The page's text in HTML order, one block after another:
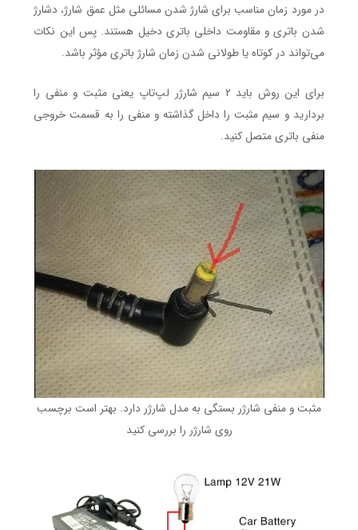
در مورد زمان مناسب برای شارژ شدن مسائلی مثل عمق شارژ، دشارژ
شدن باتری و مقاومت داخلی باتری دخیل هستند. پس این نکات
می‌تواند در کوتاه یا طولانی شدن زمان شارژ باتری مؤثر باشد.
برای این روش باید ۲ سیم شارژر لپ‌تاپ یعنی مثبت و منفی را
بردارید و سیم مثبت را داخل گذاشته و منفی را به قسمت خروجی
منفی باتری متصل کنید.
مثبت و منفی شارژر بستگی به مدل شارژر دارد. بهتر است برچسب
روی شارژر را بررسی کنید